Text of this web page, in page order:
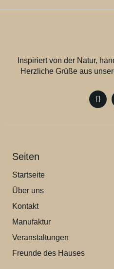
Inspiriert von der Natur,
Herzliche Grüße aus
Seiten
Startseite
Über uns
Kontakt
Manufaktur
Veranstaltungen
Freunde des Hauses